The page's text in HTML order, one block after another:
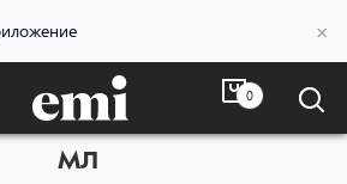
×
0
Гений №516, 9
мл